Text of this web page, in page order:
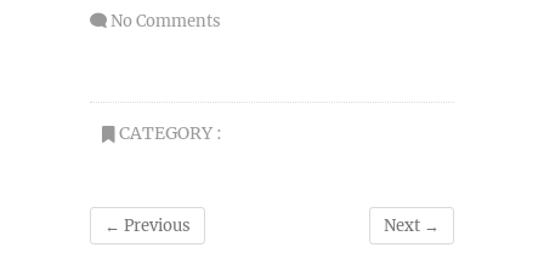
No Comments
CATEGORY :
← Previous Next →